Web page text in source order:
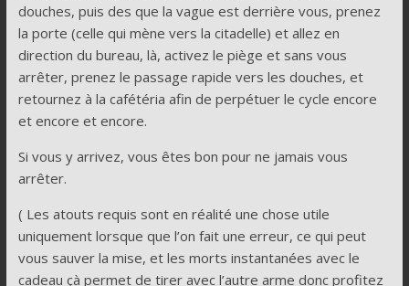
douches, puis des que la vague est derrière vous, prenez
la porte (celle qui mène vers la citadelle) et allez en
direction du bureau, là, activez le piège et sans vous
arrêter, prenez le passage rapide vers les douches, et
retournez à la cafétéria afin de perpétuer le cycle encore
et encore et encore.
Si vous y arrivez, vous êtes bon pour ne jamais vous
arrêter.
( Les atouts requis sont en réalité une chose utile
uniquement lorsque que l’on fait une erreur, ce qui peut
vous sauver la mise, et les morts instantanées avec le
cadeau çà permet de tirer avec l’autre arme donc profitez